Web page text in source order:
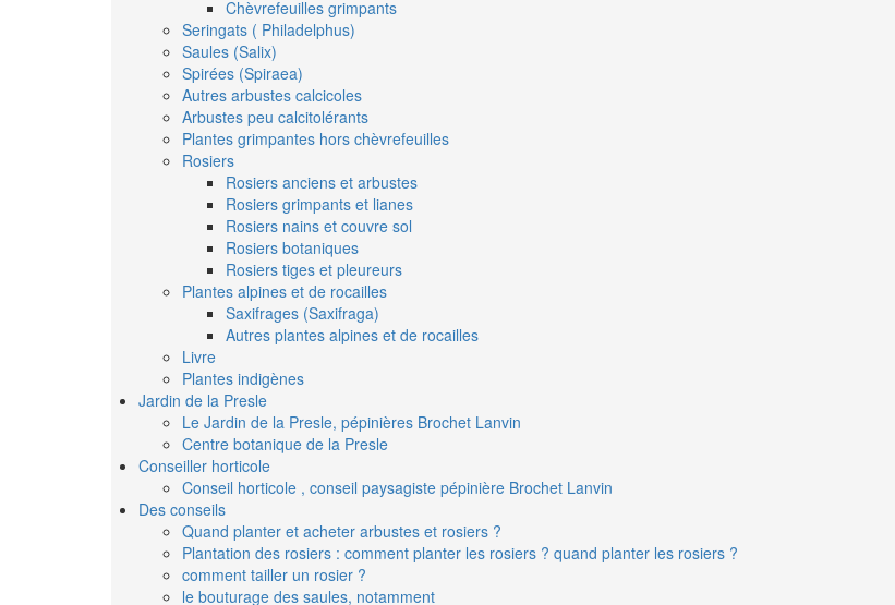
Chèvrefeuilles grimpants
Seringats ( Philadelphus)
Saules (Salix)
Spirées (Spiraea)
Autres arbustes calcicoles
Arbustes peu calcitolérants
Plantes grimpantes hors chèvrefeuilles
Rosiers
Rosiers anciens et arbustes
Rosiers grimpants et lianes
Rosiers nains et couvre sol
Rosiers botaniques
Rosiers tiges et pleureurs
Plantes alpines et de rocailles
Saxifrages (Saxifraga)
Autres plantes alpines et de rocailles
Livre
Plantes indigènes
Jardin de la Presle
Le Jardin de la Presle, pépinières Brochet Lanvin
Centre botanique de la Presle
Conseiller horticole
Conseil horticole , conseil paysagiste pépinière Brochet Lanvin
Des conseils
Quand planter et acheter arbustes et rosiers ?
Plantation des rosiers : comment planter les rosiers ? quand planter les rosiers ?
comment tailler un rosier ?
le bouturage des saules, notamment